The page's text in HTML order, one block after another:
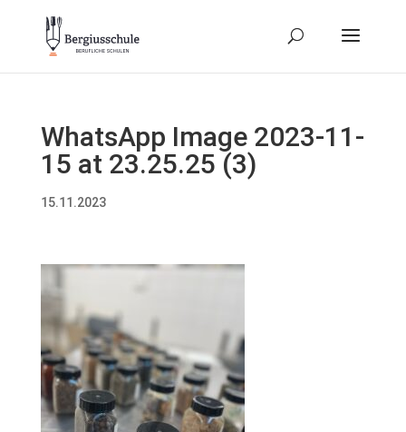
WhatsApp Image 2023-11-
15 at 23.25.25 (3)
15.11.2023